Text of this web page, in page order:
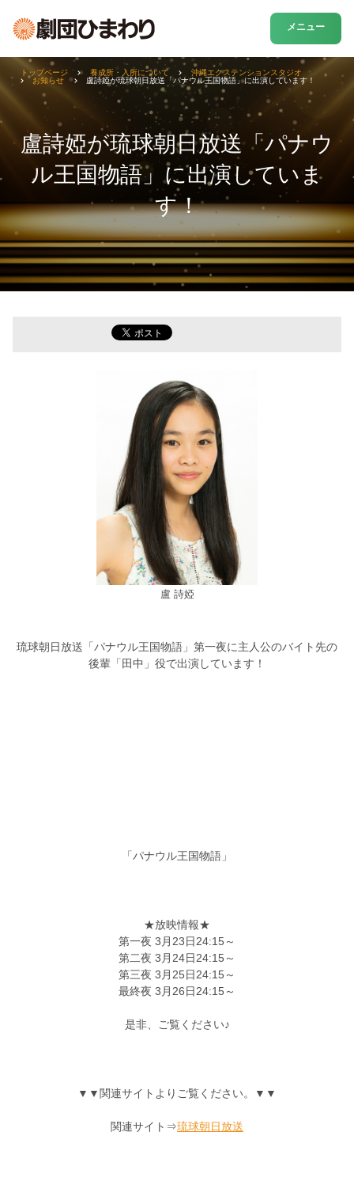
メニュー
盧詩婭が琉球朝日放送「パナウ
ル王国物語」に出演していま
す！
トップページ 養成所・入所について
沖縄エクステンションスタジオ
お知らせ
盧詩婭が琉球朝日放送「パナウル王国物語」に出演しています！
盧 詩婭
琉球朝日放送「パナウル王国物語」第一夜に主人公のバイト先の
後輩「田中」役で出演しています！
「パナウル王国物語」
★放映情報★
第一夜 3月23日24:15～
第二夜 3月24日24:15～
第三夜 3月25日24:15～
最終夜 3月26日24:15～
是非、ご覧ください♪
▼▼関連サイトよりご覧ください。▼▼
関連サイト⇒琉球朝日放送